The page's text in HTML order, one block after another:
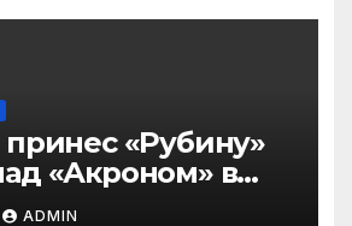
принес «Рубину»
«Акроном» в
ADMIN